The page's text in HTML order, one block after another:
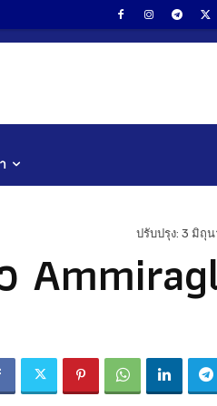
ปรับปรุง: 3 มิถุน